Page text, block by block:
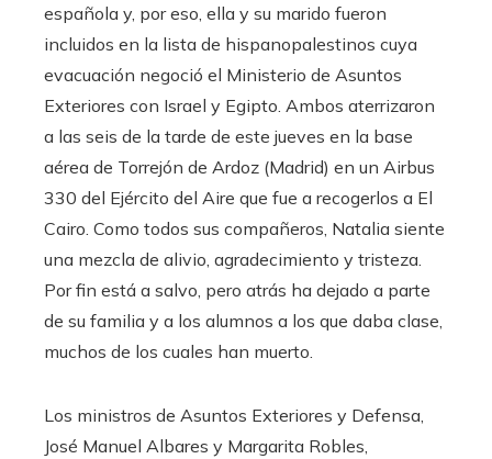
española y, por eso, ella y su marido fueron
incluidos en la lista de hispanopalestinos cuya
evacuación negoció el Ministerio de Asuntos
Exteriores con Israel y Egipto. Ambos aterrizaron
a las seis de la tarde de este jueves en la base
aérea de Torrejón de Ardoz (Madrid) en un Airbus
330 del Ejército del Aire que fue a recogerlos a El
Cairo. Como todos sus compañeros, Natalia siente
una mezcla de alivio, agradecimiento y tristeza.
Por fin está a salvo, pero atrás ha dejado a parte
de su familia y a los alumnos a los que daba clase,
muchos de los cuales han muerto.
Los ministros de Asuntos Exteriores y Defensa,
José Manuel Albares y Margarita Robles,